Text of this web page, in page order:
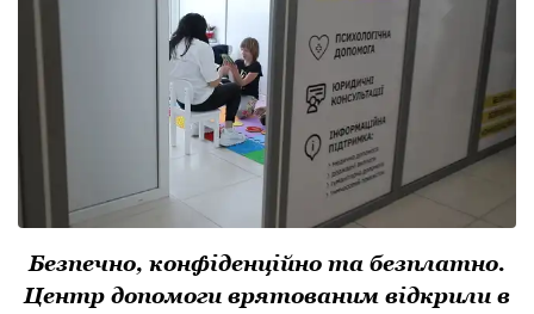
Безпечно, конфіденційно та безплатно.
Центр допомоги врятованим відкрили в